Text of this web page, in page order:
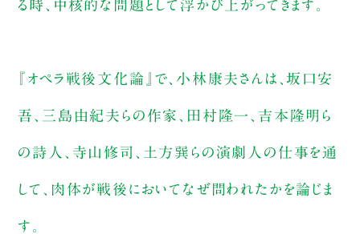
る時、中核的な問題として浮かび上がってきます。
『オペラ戦後文化論』で、小林康夫さんは、坂口安
吾、三島由紀夫らの作家、田村隆一、吉本隆明ら
の詩人、寺山修司、土方巽らの演劇人の仕事を通
して、肉体が戦後においてなぜ問われたかを論じま
す。